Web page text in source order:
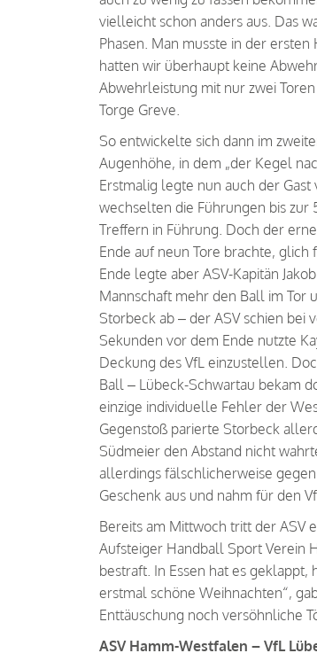
vielleicht schon anders aus. Das
Phasen. Man musste in der
hatten wir überhaupt keine
Abwehrleistung mit nur zwei
Torge Greve.
So entwickelte sich dann im
Augenhöhe, in dem „der Kegel
Erstmalig legte nun auch der
wechselten die Führungen bis zur
Treffern in Führung. Doch der
Ende auf neun Tore brachte,
Ende legte aber ASV-Kapitän
Mannschaft mehr den Ball im Tor
Storbeck ab – der ASV schien bei
Sekunden vor dem Ende nutzte
Deckung des VfL einzustellen.
Ball – Lübeck-Schwartau bekam
einzige individuelle Fehler der
Gegenstoß parierte Storbeck
Südmeier den Abstand nicht
allerdings fälschlicherweise gegen
Geschenk aus und nahm für den
Bereits am Mittwoch tritt der ASV
Aufsteiger Handball Sport Verein
bestraft. In Essen hat es
erstmal schöne Weihnachten“,
Enttäuschung noch versöhnliche
ASV Hamm-Westfalen – VfL